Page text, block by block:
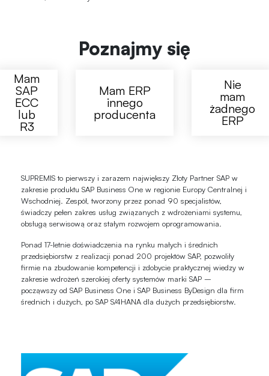
Poznajmy się
Mam
SAP
ECC
lub
R3
Mam ERP
innego
producenta
Nie
mam
żadnego
ERP
SUPREMIS to pierwszy i zarazem największy Złoty Partner SAP w
zakresie produktu SAP Business One w regionie Europy Centralnej i
Wschodniej. Zespół, tworzony przez ponad 90 specjalistów,
świadczy pełen zakres usług związanych z wdrożeniami systemu,
obsługą serwisową oraz stałym rozwojem oprogramowania.
Ponad 17-letnie doświadczenia na rynku małych i średnich
przedsiębiorstw z realizacji ponad 200 projektów SAP, pozwoliły
firmie na zbudowanie kompetencji i zdobycie praktycznej wiedzy w
zakresie wdrożeń szerokiej oferty systemów marki SAP –
począwszy od SAP Business One i SAP Business ByDesign dla firm
średnich i dużych, po SAP S/4HANA dla dużych przedsiębiorstw.